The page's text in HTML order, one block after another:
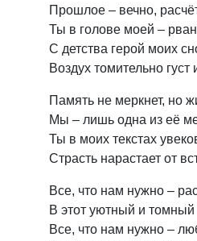
Прошлое – вечно,
Ты в голове моей –
С детства герой моих
Воздух томительно густ
Память не меркнет, но
Мы – лишь одна из её
Ты в моих текстах
Страсть нарастает от
Все, что нам нужно –
В этот уютный и томный
Все, что нам нужно –